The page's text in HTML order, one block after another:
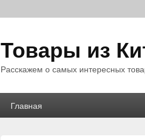
Товары из
Расскажем о самых интересных
Главная